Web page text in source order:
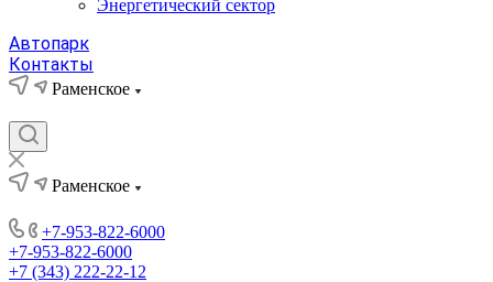
Энергетический сектор
Автопарк
Контакты
Раменское
Раменское
+7-953-822-6000
+7-953-822-6000
+7 (343) 222-22-12